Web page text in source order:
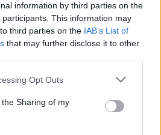
information by third parties on the
participants. This information may
third parties on the IAB’s List of
that may further disclose it to other
Opt Outs
Sharing of my
ευαισθησίας. Το
να συνεχίσει με